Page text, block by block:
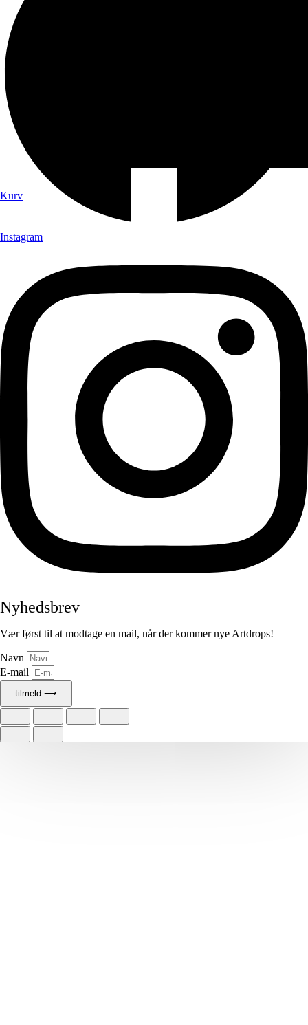
Kurv
Instagram
Nyhedsbrev
Vær først til at modtage en mail, når der kommer nye Artdrops!
Navn
E-mail
tilmeld ⟶